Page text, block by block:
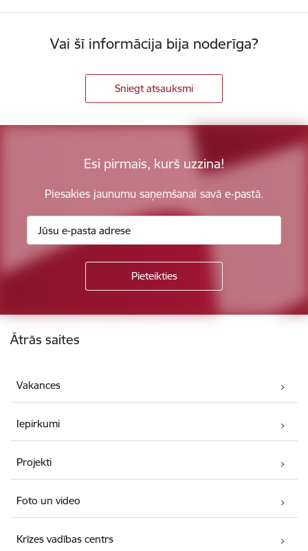
Vai šī informācija bija noderīga?
Sniegt atsauksmi
Esi pirmais, kurš uzzina!
Piesakies jaunumu saņemšanai savā e-pastā.
Kājene
Ātrās saites
Vakances
Iepirkumi
Projekti
Foto un video
Krīzes vadības centrs